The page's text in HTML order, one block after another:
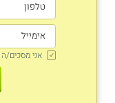
אני מסכים/ה